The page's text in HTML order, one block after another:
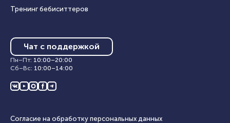
Тренинг бебиситтеров
Чат с поддержкой
Пн–Пт: 10:00–20:00
Сб–Вс: 10:00–14:00
Согласие на обработку персональных данных